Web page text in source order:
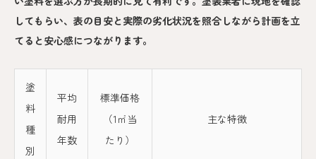
してもらい、表の目安と実際の劣化状況を照合しながら計画を立
てると安心感につながります。
塗
料
種
別
平均
耐用
年数
標準価格
（1㎡当
たり）
主な特徴